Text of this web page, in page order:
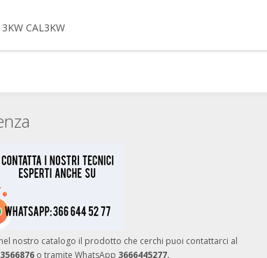
CAL3KW
nostro catalogo il prodotto che cerchi puoi contattarci al
o tramite WhatsApp 3666445277.